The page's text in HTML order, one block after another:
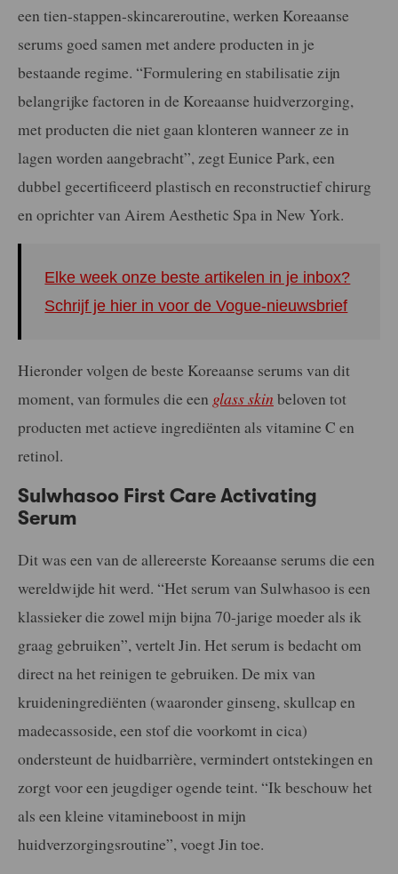
een tien-stappen-skincareroutine, werken Koreaanse
serums goed samen met andere producten in je
bestaande regime. “Formulering en stabilisatie zijn
belangrijke factoren in de Koreaanse huidverzorging,
met producten die niet gaan klonteren wanneer ze in
lagen worden aangebracht”, zegt Eunice Park, een
dubbel gecertificeerd plastisch en reconstructief chirurg
en oprichter van Airem Aesthetic Spa in New York.
Elke week onze beste artikelen in je inbox?
Schrijf je hier in voor de Vogue-nieuwsbrief
Hieronder volgen de beste Koreaanse serums van dit
moment, van formules die een glass skin beloven tot
producten met actieve ingrediënten als vitamine C en
retinol.
Sulwhasoo First Care Activating
Serum
Dit was een van de allereerste Koreaanse serums die een
wereldwijde hit werd. “Het serum van Sulwhasoo is een
klassieker die zowel mijn bijna 70-jarige moeder als ik
graag gebruiken”, vertelt Jin. Het serum is bedacht om
direct na het reinigen te gebruiken. De mix van
kruideningrediënten (waaronder ginseng, skullcap en
madecassoside, een stof die voorkomt in cica)
ondersteunt de huidbarrière, vermindert ontstekingen en
zorgt voor een jeugdiger ogende teint. “Ik beschouw het
als een kleine vitamineboost in mijn
huidverzorgingsroutine”, voegt Jin toe.